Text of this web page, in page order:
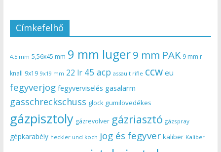
Címkefelhő
4,5 mm 5,56x45 mm 9 mm luger9 mm PAK 9 mm r
knall 9x19 9x19 mm 22 lr 45 acp assault rifle ccw eu
fegyverjog fegyverviselés gasalarm
gasschreckschuss glock gumilövedékes
gázpisztoly gázrevolver gázriasztó gázspray
gépkarabély heckler und koch jog és fegyver kaliber Kaliber